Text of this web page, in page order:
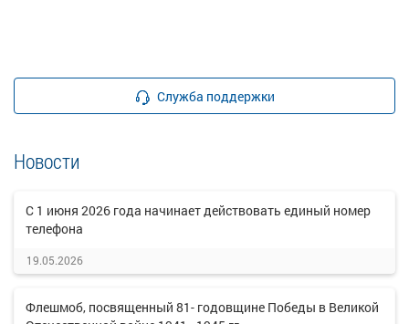
Служба поддержки
Новости
C 1 июня 2026 года начинает действовать единый номер
телефона
19.05.2026
Флешмоб, посвященный 81- годовщине Победы в Великой